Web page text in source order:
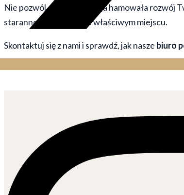
Nie pozwól, aby biurokracja hamowała rozwój
starannością, jesteś we właściwym miejscu.
Skontaktuj się z nami i sprawdź, jak nasze biuro